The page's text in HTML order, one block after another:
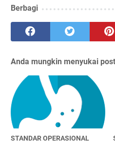
Berbagi
Anda mungkin menyukai
STANDAR OPERASIONAL